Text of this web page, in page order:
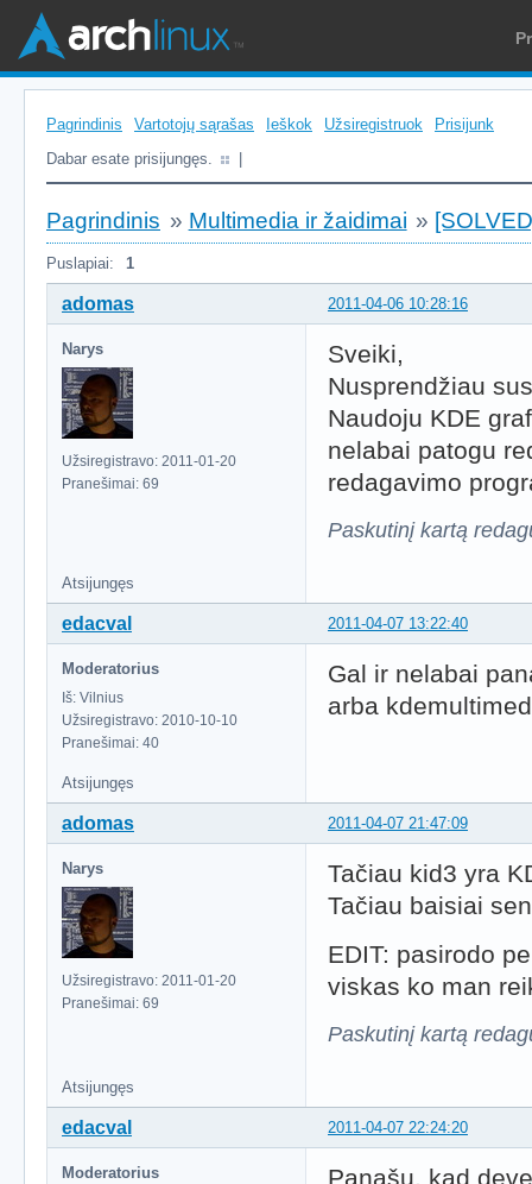
Pagrindinis Vartotojų sąrašas Ieškok Užsiregistruok
Prisijunk
Dabar esate prisijungęs.
Pagrindinis » Multimedia ir žaidimai »
Puslapiai: 1
2011-04-06 10:28:16
adomas
Narys
Užsiregistravo: 2011-01-20
Pranešimai: 69
Sveiki,
Nusprendžiau
Naudoju KDE
nelabai patogu
redagavimo
Paskutinį kartą
Atsijungęs
2011-04-07 13:22:40
edacval
Moderatorius
Iš: Vilnius
Užsiregistravo: 2010-10-10
Pranešimai: 40
Gal ir nelabai
arba
Atsijungęs
2011-04-07 21:47:09
adomas
Narys
Užsiregistravo: 2011-01-20
Pranešimai: 69
Tačiau kid3 yra
Tačiau baisiai
EDIT: pasirodo
viskas ko man
Paskutinį kartą
Atsijungęs
2011-04-07 22:24:20
edacval
Moderatorius
Panašu, kad